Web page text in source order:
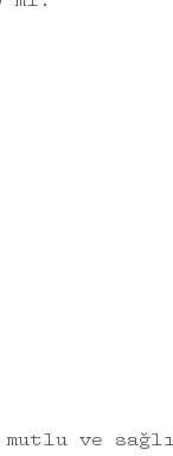
mutlu ve